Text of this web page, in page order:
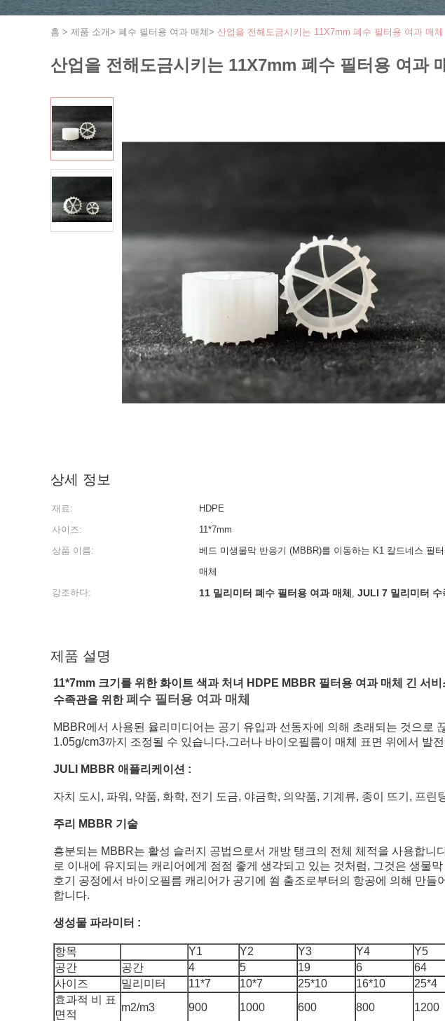
홈 > 제품 소개> 폐수 필터용 여과 매체> 산업을 전해도금시키는 11X7mm 폐수 필터용 여과 매체
산업을 전해도금시키는 11X7mm 폐수 필터용 여과
상세 정보
재료: HDPE
사이즈:
11*7mm
상품 이름:
베드 미생물막 반응기 (MBBR)를 이동하는 K1 칼드네스 필
매체
강조하다: 11 밀리미터 폐수 필터용 여과 매체 , JULI 7 밀리미터 수
제품 설명
11*7mm 크기를 위한 화이트 색과 처녀 HDPE MBBR 필터용 여과 매체 긴 서비
수족관을 위한폐수 필터용 여과 매체
MBBR에서 사용된 율리미디어는 공기 유입과 선동자에 의해 초래되는 것으로
1.05g/cm3까지 조정될 수 있습니다.그러나 바이오필름이 매체 표면 위에서 발
JULI MBBR 애플리케이션 :
자치 도시, 파워, 약품, 화학, 전기 도금, 야금학, 의약품, 기계류, 종이 뜨기, 프린
주리 MBBR 기술
흥분되는 MBBR는 활성 슬러지 공법으로서 개방 탱크의 전체 체적을 사용합
로 이내에 유지되는 캐리어에게 점점 좋게 생각되고 있는 것처럼, 그것은 생물
호기 공정에서 바이오필름 캐리어가 공기에 쐼 출조로부터의 항공에 의해 만
합니다.
생성물 파라미터 :
항목 Y1 Y2 Y3 Y4
Y5
공간
공간 4 5 19 6
64
사이즈
밀리미터 11*7 10*7 25*10 16*10
25*4
효과적 비 표
면적
m2/m3 900 1000 600 800
1200